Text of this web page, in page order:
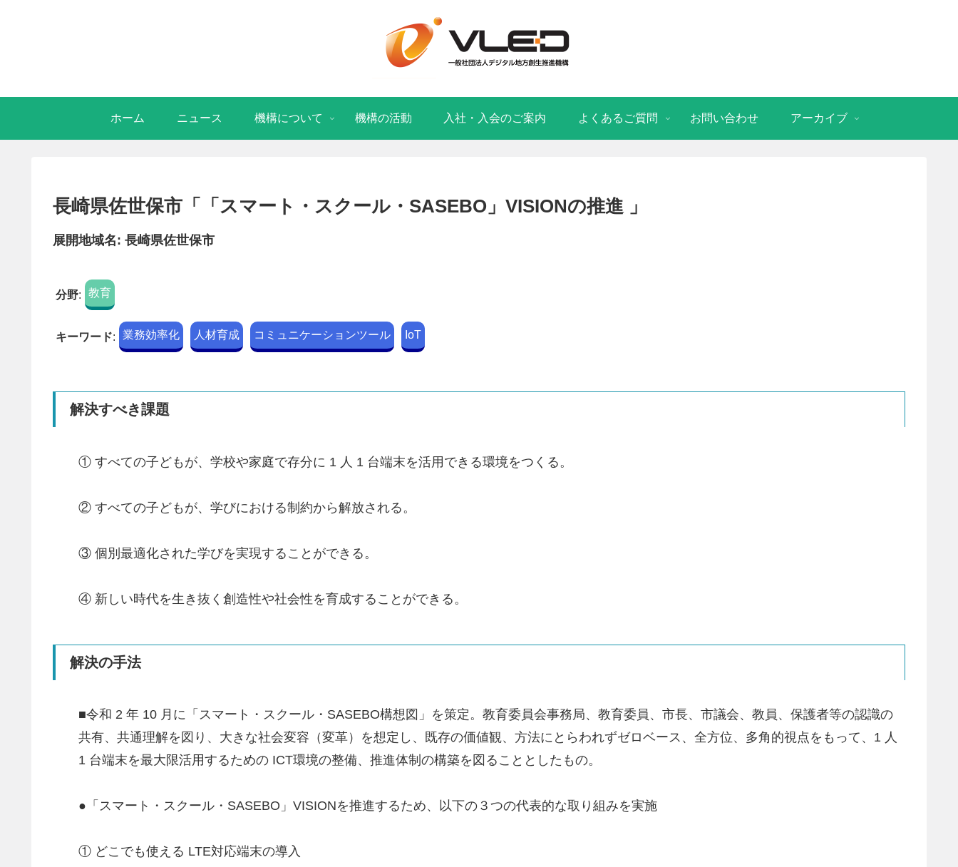
ホーム ニュース 機構について 機構の活動 入社・入会のご案内 よくあるご質問 お問い合わせ アーカイブ
長崎県佐世保市「「スマート・スクール・SASEBO」VISIONの推進 」
展開地域名: 長崎県佐世保市
分野: 教育
キーワード: 業務効率化 人材育成 コミュニケーションツール IoT
解決すべき課題
① すべての子どもが、学校や家庭で存分に 1 人 1 台端末を活用できる環境をつくる。
② すべての子どもが、学びにおける制約から解放される。
③ 個別最適化された学びを実現することができる。
④ 新しい時代を生き抜く創造性や社会性を育成することができる。
解決の手法
■令和 2 年 10 月に「スマート・スクール・SASEBO構想図」を策定。教育委員会事務局、教育委員、市長、市議会、教員、保護者等の認識の
共有、共通理解を図り、大きな社会変容（変革）を想定し、既存の価値観、方法にとらわれずゼロベース、全方位、多角的視点をもって、1 人
1 台端末を最大限活用するための ICT環境の整備、推進体制の構築を図ることとしたもの。
●「スマート・スクール・SASEBO」VISIONを推進するため、以下の３つの代表的な取り組みを実施
① どこでも使える LTE対応端末の導入